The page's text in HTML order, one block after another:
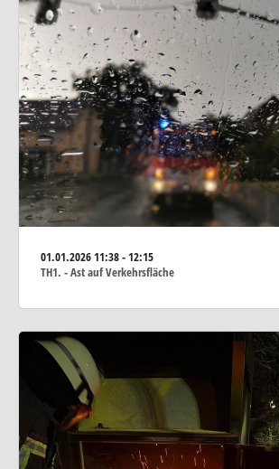
01.01.202611:38 - 12:15
TH1. - Ast auf Verkehrsfläche